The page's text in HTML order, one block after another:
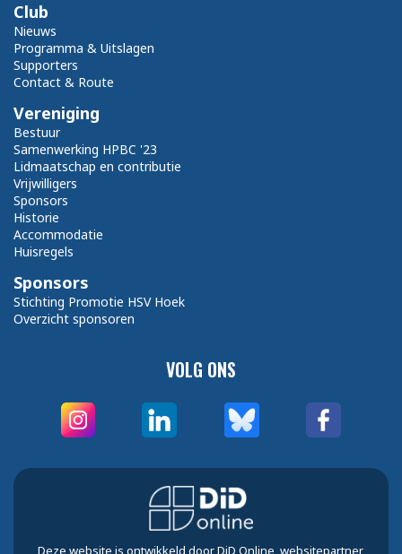
VOLG ONS
Club
Nieuws
Programma & Uitslagen
Supporters
Contact & Route
Vereniging
Bestuur
Samenwerking HPBC '23
Lidmaatschap en contributie
Vrijwilligers
Sponsors
Historie
Accommodatie
Huisregels
Sponsors
Stichting Promotie HSV Hoek
Overzicht sponsoren
Deze website is ontwikkeld door DiD Online, websitepartner